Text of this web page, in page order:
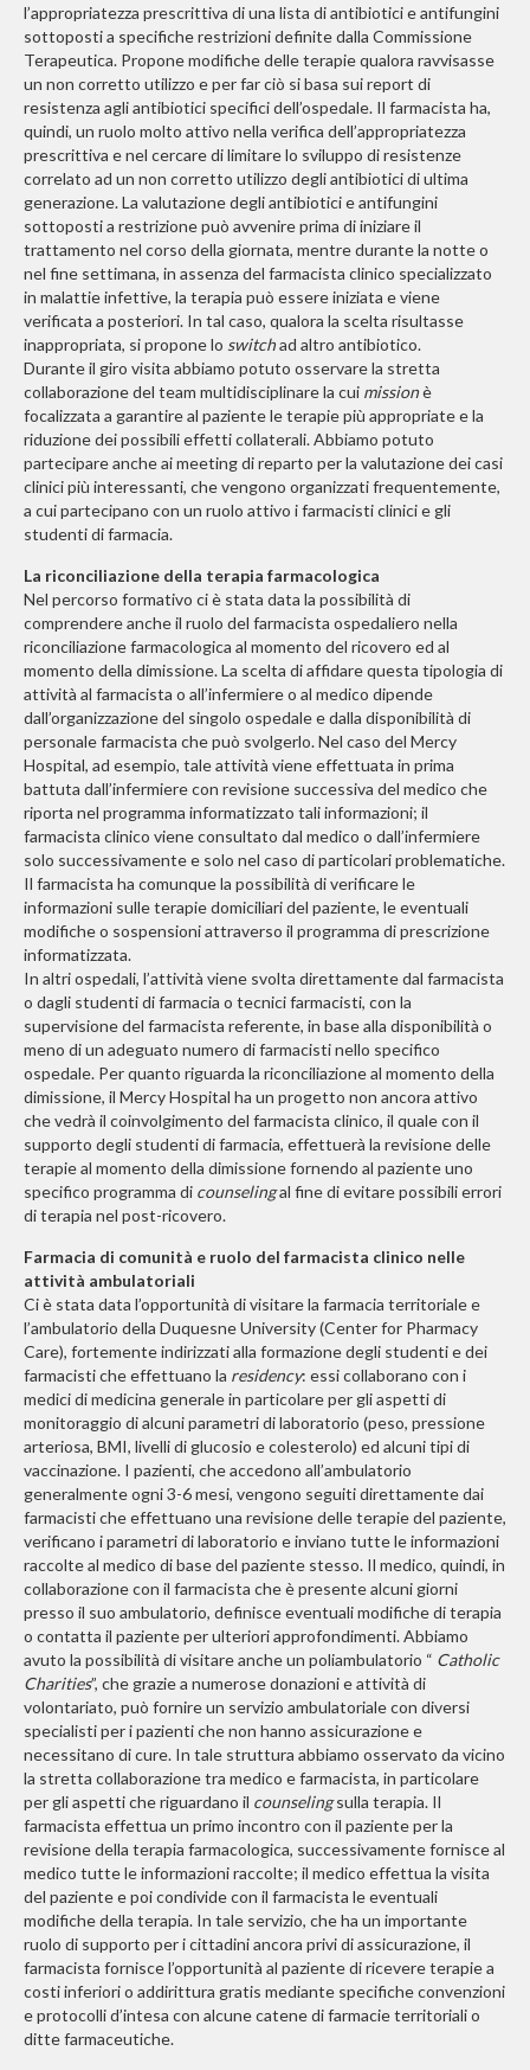
l’appropriatezza prescrittiva di una lista di antibiotici e antifungini
sottoposti a specifiche restrizioni definite dalla Commissione
Terapeutica. Propone modifiche delle terapie qualora ravvisasse
un non corretto utilizzo e per far ciò si basa sui report di
resistenza agli antibiotici specifici dell’ospedale. Il farmacista ha,
quindi, un ruolo molto attivo nella verifica dell’appropriatezza
prescrittiva e nel cercare di limitare lo sviluppo di resistenze
correlato ad un non corretto utilizzo degli antibiotici di ultima
generazione. La valutazione degli antibiotici e antifungini
sottoposti a restrizione può avvenire prima di iniziare il
trattamento nel corso della giornata, mentre durante la notte o
nel fine settimana, in assenza del farmacista clinico specializzato
in malattie infettive, la terapia può essere iniziata e viene
verificata a posteriori. In tal caso, qualora la scelta risultasse
inappropriata, si propone lo switchad altro antibiotico.
Durante il giro visita abbiamo potuto osservare la stretta
collaborazione del team multidisciplinare la cui missionè
focalizzata a garantire al paziente le terapie più appropriate e la
riduzione dei possibili effetti collaterali. Abbiamo potuto
partecipare anche ai meeting di reparto per la valutazione dei casi
clinici più interessanti, che vengono organizzati frequentemente,
a cui partecipano con un ruolo attivo i farmacisti clinici e gli
studenti di farmacia.
La riconciliazione della terapia farmacologica
Nel percorso formativo ci è stata data la possibilità di
comprendere anche il ruolo del farmacista ospedaliero nella
riconciliazione farmacologica al momento del ricovero ed al
momento della dimissione. La scelta di affidare questa tipologia di
attività al farmacista o all’infermiere o al medico dipende
dall’organizzazione del singolo ospedale e dalla disponibilità di
personale farmacista che può svolgerlo. Nel caso del Mercy
Hospital, ad esempio, tale attività viene effettuata in prima
battuta dall’infermiere con revisione successiva del medico che
riporta nel programma informatizzato tali informazioni; il
farmacista clinico viene consultato dal medico o dall’infermiere
solo successivamente e solo nel caso di particolari problematiche.
Il farmacista ha comunque la possibilità di verificare le
informazioni sulle terapie domiciliari del paziente, le eventuali
modifiche o sospensioni attraverso il programma di prescrizione
informatizzata.
In altri ospedali, l’attività viene svolta direttamente dal farmacista
o dagli studenti di farmacia o tecnici farmacisti, con la
supervisione del farmacista referente, in base alla disponibilità o
meno di un adeguato numero di farmacisti nello specifico
ospedale. Per quanto riguarda la riconciliazione al momento della
dimissione, il Mercy Hospital ha un progetto non ancora attivo
che vedrà il coinvolgimento del farmacista clinico, il quale con il
supporto degli studenti di farmacia, effettuerà la revisione delle
terapie al momento della dimissione fornendo al paziente uno
specifico programma di counselingal fine di evitare possibili errori
di terapia nel post-ricovero.
Farmacia di comunità e ruolo del farmacista clinico nelle
attività ambulatoriali
Ci è stata data l’opportunità di visitare la farmacia territoriale e
l’ambulatorio della Duquesne University (Center for Pharmacy
Care), fortemente indirizzati alla formazione degli studenti e dei
farmacisti che effettuano la residency: essi collaborano con i
medici di medicina generale in particolare per gli aspetti di
monitoraggio di alcuni parametri di laboratorio (peso, pressione
arteriosa, BMI, livelli di glucosio e colesterolo) ed alcuni tipi di
vaccinazione. I pazienti, che accedono all’ambulatorio
generalmente ogni 3-6 mesi, vengono seguiti direttamente dai
farmacisti che effettuano una revisione delle terapie del paziente,
verificano i parametri di laboratorio e inviano tutte le informazioni
raccolte al medico di base del paziente stesso. Il medico, quindi, in
collaborazione con il farmacista che è presente alcuni giorni
presso il suo ambulatorio, definisce eventuali modifiche di terapia
o contatta il paziente per ulteriori approfondimenti. Abbiamo
avuto la possibilità di visitare anche un poliambulatorio “ Catholic
Charities”, che grazie a numerose donazioni e attività di
volontariato, può fornire un servizio ambulatoriale con diversi
specialisti per i pazienti che non hanno assicurazione e
necessitano di cure. In tale struttura abbiamo osservato da vicino
la stretta collaborazione tra medico e farmacista, in particolare
per gli aspetti che riguardano il counselingsulla terapia. Il
farmacista effettua un primo incontro con il paziente per la
revisione della terapia farmacologica, successivamente fornisce al
medico tutte le informazioni raccolte; il medico effettua la visita
del paziente e poi condivide con il farmacista le eventuali
modifiche della terapia. In tale servizio, che ha un importante
ruolo di supporto per i cittadini ancora privi di assicurazione, il
farmacista fornisce l’opportunità al paziente di ricevere terapie a
costi inferiori o addirittura gratis mediante specifiche convenzioni
e protocolli d’intesa con alcune catene di farmacie territoriali o
ditte farmaceutiche.